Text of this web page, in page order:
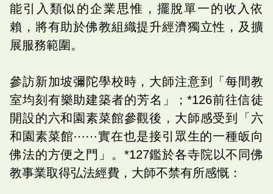
能引入類似的企業思惟，擺脫單一的收入依
賴，將有助於佛教組織提升經濟獨立性，及擴
展服務範圍。
參訪新加坡彌陀學校時，大師注意到「每間教
室均刻有樂助建築者的芳名」；*126前往信徒
開設的六和園素菜館參觀後，大師感受到「六
和園素菜館⋯⋯實在也是接引眾生的一種皈向
佛法的方便之門」。*127鑑於各寺院以不同佛
教事業取得弘法經費，大師不禁有所感慨：